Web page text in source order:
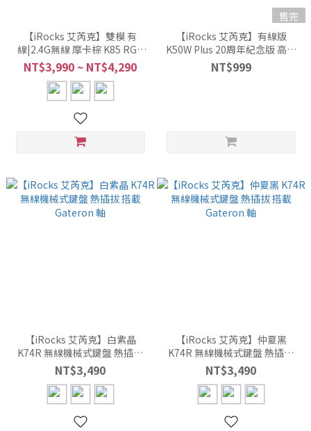
【iRocks 艾芮克】雙模 有
線|2.4G無線 摩卡棕 K85 RGB
熱插拔 無線機械式鍵盤
NT$3,990 ~ NT$4,290
售完
【iRocks 艾芮克】有線版
K50W Plus 20周年紀念版 高行
程剪刀腳鍵盤
NT$999
【iRocks 艾芮克】白紫晶
K74R 無線機械式鍵盤 熱插拔
搭載 Gateron 軸
NT$3,490
【iRocks 艾芮克】仲夏黑
K74R 無線機械式鍵盤 熱插拔
搭載 Gateron 軸
NT$3,490